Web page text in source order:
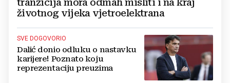
tranzicija mora odmah misliti i na kraj
životnog vijeka vjetroelektrana
SVE DOGOVORIO
Dalić donio odluku o nastavku
karijere! Poznato koju
reprezentaciju preuzima